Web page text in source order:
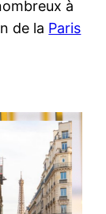
à
de la Paris